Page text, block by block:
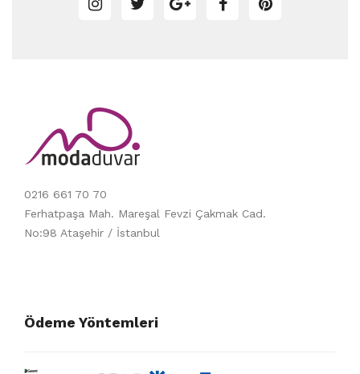
0216 661 70 70
Ferhatpaşa Mah. Mareşal Fevzi Çakmak Cad.
No:98 Ataşehir / İstanbul
Ödeme Yöntemleri